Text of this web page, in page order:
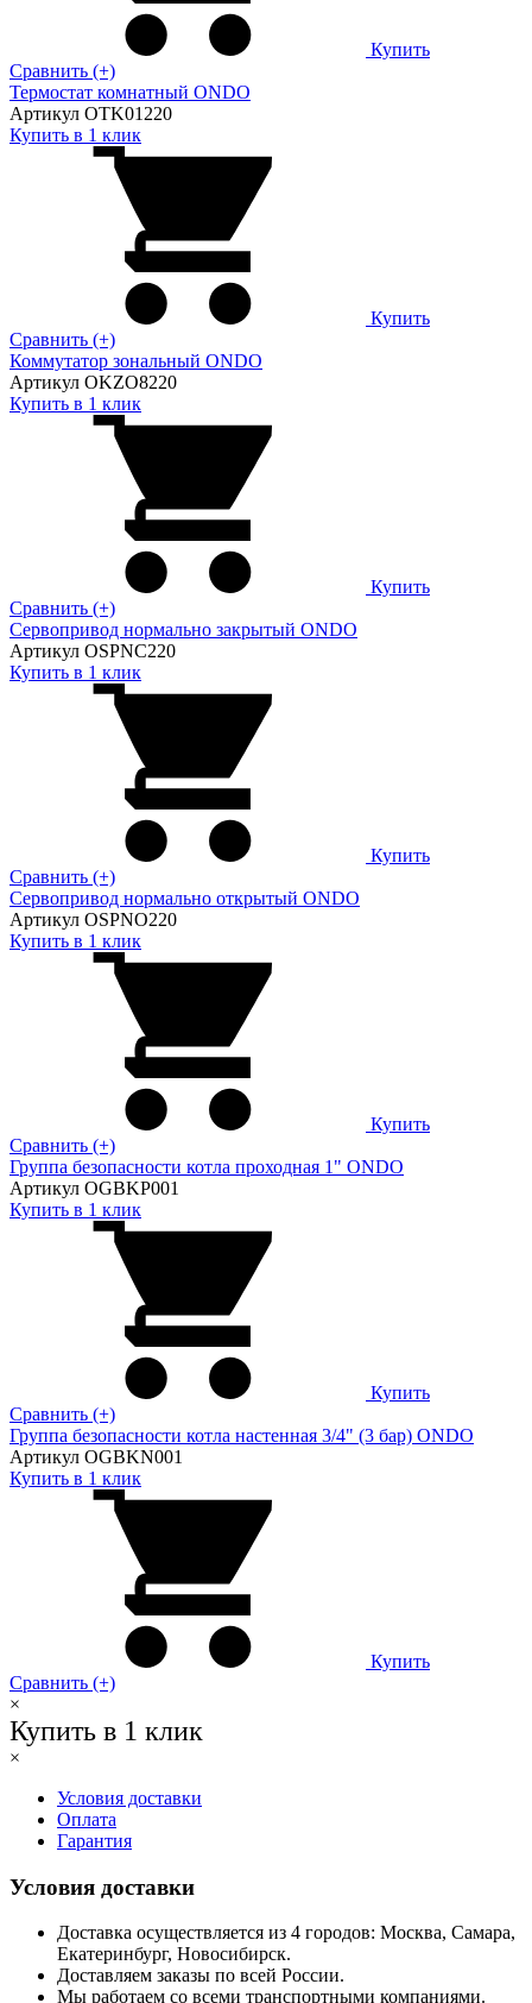
Купить
Сравнить (+)
Термостат комнатный ONDO
Артикул OTK01220
Купить в 1 клик
Купить
Сравнить (+)
Коммутатор зональный ONDO
Артикул OKZO8220
Купить в 1 клик
Купить
Сравнить (+)
Сервопривод нормально закрытый ONDO
Артикул OSPNC220
Купить в 1 клик
Купить
Сравнить (+)
Сервопривод нормально открытый ONDO
Артикул OSPNO220
Купить в 1 клик
Купить
Сравнить (+)
Группа безопасности котла проходная 1" ONDO
Артикул OGBKP001
Купить в 1 клик
Купить
Сравнить (+)
Группа безопасности котла настенная 3/4" (3 бар) ONDO
Артикул OGBKN001
Купить в 1 клик
Купить
Сравнить (+)
×
Купить в 1 клик
×
Условия доставки
Оплата
Гарантия
Условия доставки
Доставка осуществляется из 4 городов: Москва, Самара,
Екатеринбург, Новосибирск.
Доставляем заказы по всей России.
Мы работаем со всеми транспортными компаниями.